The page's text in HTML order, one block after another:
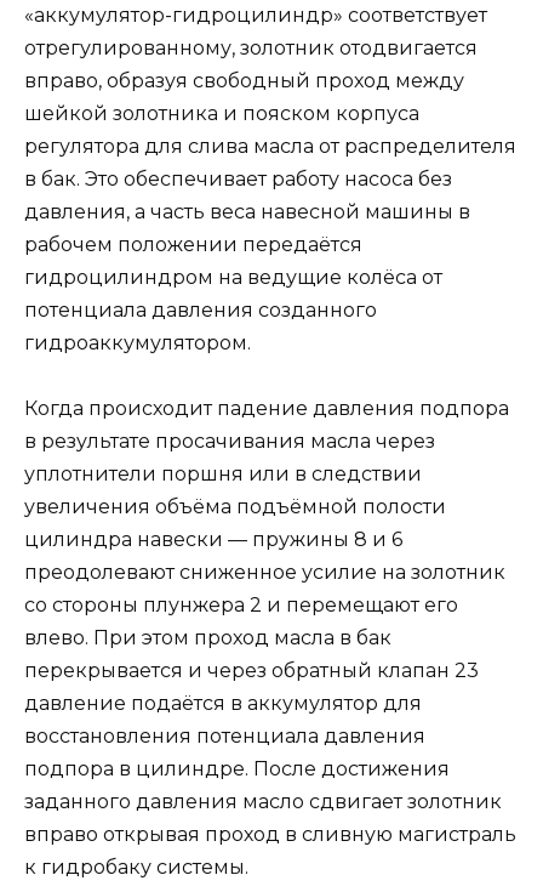
«аккумулятор-гидроцилиндр» соответствует
отрегулированному, золотник отодвигается
вправо, образуя свободный проход между
шейкой золотника и пояском корпуса
регулятора для слива масла от распределителя
в бак. Это обеспечивает работу насоса без
давления, а часть веса навесной машины в
рабочем положении передаётся
гидроцилиндром на ведущие колёса от
потенциала давления созданного
гидроаккумулятором.
Когда происходит падение давления подпора
в результате просачивания масла через
уплотнители поршня или в следствии
увеличения объёма подъёмной полости
цилиндра навески — пружины 8 и 6
преодолевают сниженное усилие на золотник
со стороны плунжера 2 и перемещают его
влево. При этом проход масла в бак
перекрывается и через обратный клапан 23
давление подаётся в аккумулятор для
восстановления потенциала давления
подпора в цилиндре. После достижения
заданного давления масло сдвигает золотник
вправо открывая проход в сливную магистраль
к гидробаку системы.